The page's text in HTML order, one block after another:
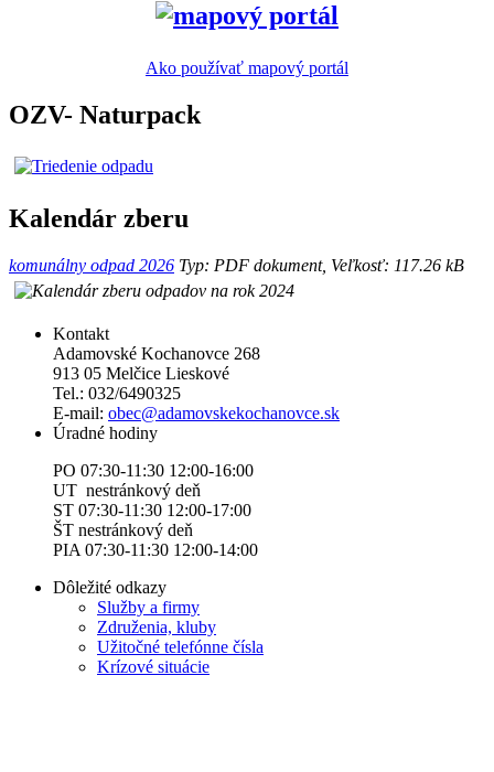
Ako používať mapový portál
OZV- Naturpack
Kalendár zberu
komunálny odpad 2026 Typ: PDF dokument, Veľkosť: 117.26 kB
Kontakt
Adamovské Kochanovce 268
913 05 Melčice Lieskové
Tel.: 032/6490325
E-mail: obec@adamovskekochanovce.sk
Úradné hodiny
PO 07:30-11:30 12:00-16:00
UT nestránkový deň
ST 07:30-11:30 12:00-17:00
ŠT nestránkový deň
PIA 07:30-11:30 12:00-14:00
Dôležité odkazy
Služby a firmy
Združenia, kluby
Užitočné telefónne čísla
Krízové situácie